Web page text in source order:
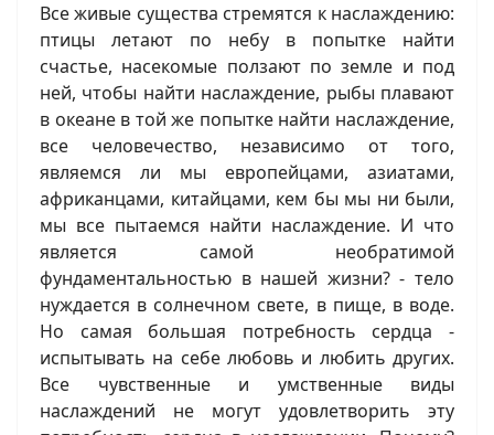
Все живые существа стремятся к наслаждению:
птицы летают по небу в попытке найти
счастье, насекомые ползают по земле и под
ней, чтобы найти наслаждение, рыбы плавают
в океане в той же попытке найти наслаждение,
все человечество, независимо от того,
являемся ли мы европейцами, азиатами,
африканцами, китайцами, кем бы мы ни были,
мы все пытаемся найти наслаждение. И что
является самой необратимой
фундаментальностью в нашей жизни? - тело
нуждается в солнечном свете, в пище, в воде.
Но самая большая потребность сердца -
испытывать на себе любовь и любить других.
Все чувственные и умственные виды
наслаждений не могут удовлетворить эту